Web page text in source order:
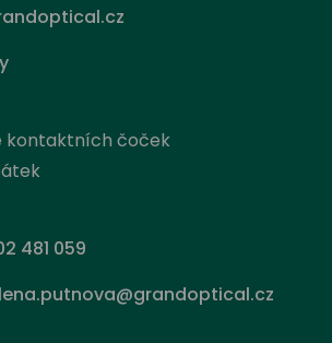
kontaktních čoček
481 059